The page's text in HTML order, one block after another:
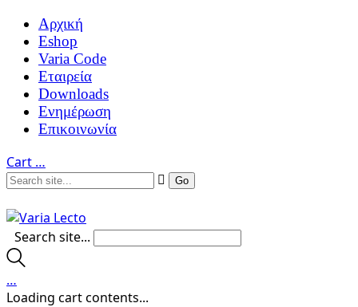
Αρχική
Eshop
Varia Code
Εταιρεία
Downloads
Ενημέρωση
Επικοινωνία
Cart …
Search site...
…
Loading cart contents...